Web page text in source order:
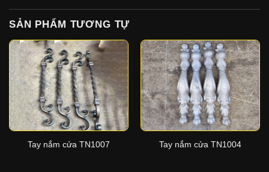
SẢN PHẨM TƯƠNG TỰ
Tay nắm cửa TN1007 Tay nắm cửa TN1004